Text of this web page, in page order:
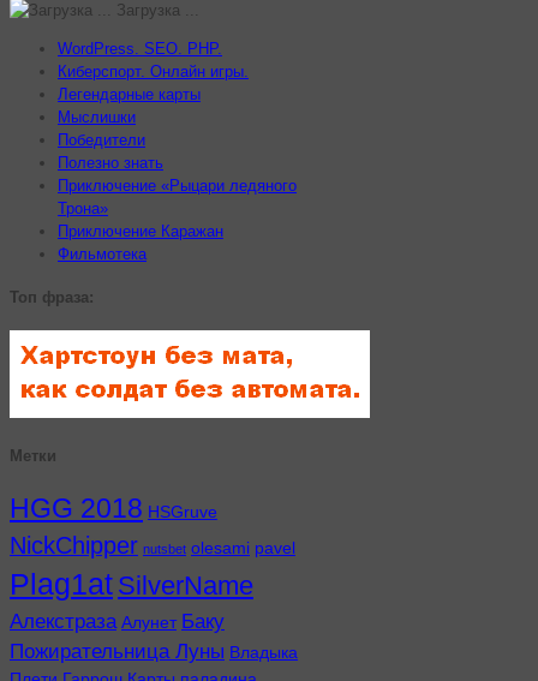
Загрузка ...
WordPress. SEO. PHP.
Киберспорт. Онлайн игры.
Легендарные карты
Мыслишки
Победители
Полезно знать
Приключение «Рыцари ледяного
Трона»
Приключение Каражан
Фильмотека
Топ фраза:
Метки
HGG 2018 HSGruve
NickChipper nutsbet olesami pavel
Plag1at SilverName
Алекстраза Алунет Баку
Пожирательница Луны Владыка